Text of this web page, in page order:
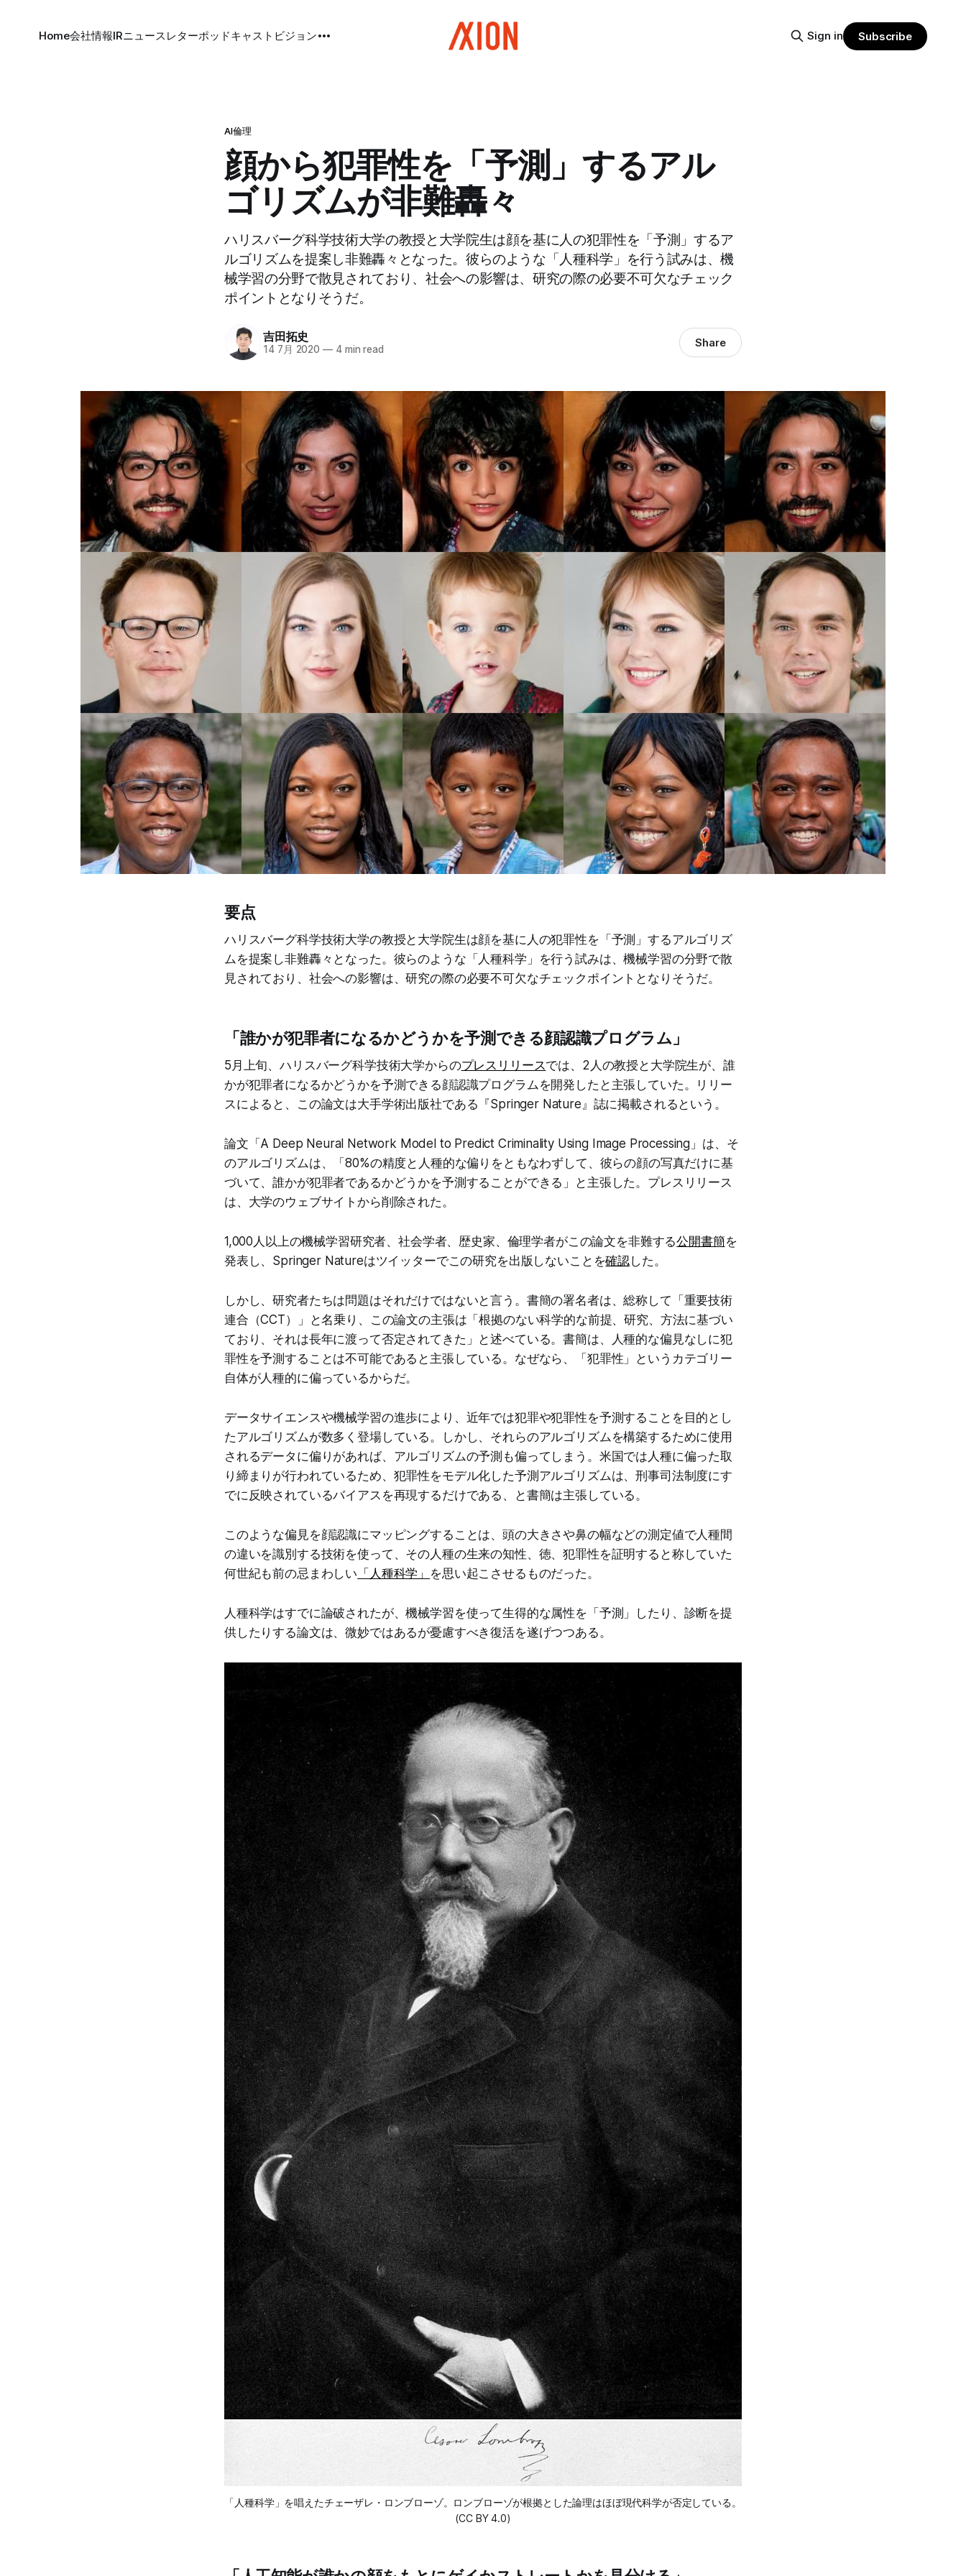
Home会社情報IRニュースレターポッドキャスト ビジョン Sign in Subscribe
AI倫理
顔から犯罪性を「予測」するアル
ゴリズムが非難轟々
ハリスバーグ科学技術大学の教授と大学院生は顔を基に人の犯罪性を「予測」するア
ルゴリズムを提案し非難轟々となった。彼らのような「人種科学」を行う試みは、機
械学習の分野で散見されており、社会への影響は、研究の際の必要不可欠なチェック
ポイントとなりそうだ。
吉田拓史
14 7月 2020 — 4 min read Share
要点
ハリスバーグ科学技術大学の教授と大学院生は顔を基に人の犯罪性を「予測」するアルゴリズ
ムを提案し非難轟々となった。彼らのような「人種科学」を行う試みは、機械学習の分野で散
見されており、社会への影響は、研究の際の必要不可欠なチェックポイントとなりそうだ。
「誰かが犯罪者になるかどうかを予測できる顔認識プログラム」
5月上旬、ハリスバーグ科学技術大学からのプレスリリースでは、2人の教授と大学院生が、誰
かが犯罪者になるかどうかを予測できる顔認識プログラムを開発したと主張していた。リリー
スによると、この論文は大手学術出版社である『Springer Nature』誌に掲載されるという。
論文「A Deep Neural Network Model to Predict Criminality Using Image Processing」は、そ
のアルゴリズムは、「80%の精度と人種的な偏りをともなわずして、彼らの顔の写真だけに基
づいて、誰かが犯罪者であるかどうかを予測することができる」と主張した。プレスリリース
は、大学のウェブサイトから削除された。
1,000人以上の機械学習研究者、社会学者、歴史家、倫理学者がこの論文を非難する公開書簡を
発表し、Springer Natureはツイッターでこの研究を出版しないことを確認した。
しかし、研究者たちは問題はそれだけではないと言う。書簡の署名者は、総称して「重要技術
連合（CCT）」と名乗り、この論文の主張は「根拠のない科学的な前提、研究、方法に基づい
ており、それは長年に渡って否定されてきた」と述べている。書簡は、人種的な偏見なしに犯
罪性を予測することは不可能であると主張している。なぜなら、「犯罪性」というカテゴリー
自体が人種的に偏っているからだ。
データサイエンスや機械学習の進歩により、近年では犯罪や犯罪性を予測することを目的とし
たアルゴリズムが数多く登場している。しかし、それらのアルゴリズムを構築するために使用
されるデータに偏りがあれば、アルゴリズムの予測も偏ってしまう。米国では人種に偏った取
り締まりが行われているため、犯罪性をモデル化した予測アルゴリズムは、刑事司法制度にす
でに反映されているバイアスを再現するだけである、と書簡は主張している。
このような偏見を顔認識にマッピングすることは、頭の大きさや鼻の幅などの測定値で人種間
の違いを識別する技術を使って、その人種の生来の知性、徳、犯罪性を証明すると称していた
何世紀も前の忌まわしい 「人種科学」 を思い起こさせるものだった。
人種科学はすでに論破されたが、機械学習を使って生得的な属性を「予測」したり、診断を提
供したりする論文は、微妙ではあるが憂慮すべき復活を遂げつつある。
「人種科学」を唱えたチェーザレ・ロンブローゾ。ロンブローゾが根拠とした論理はほぼ現代科学が否定している。
(CC BY 4.0)